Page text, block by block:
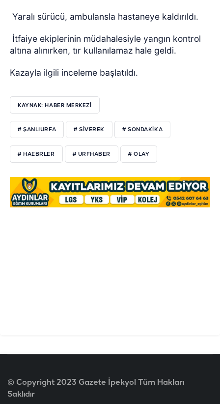
Yaralı sürücü, ambulansla hastaneye kaldırıldı.
İtfaiye ekiplerinin müdahalesiyle yangın kontrol
altına alınırken, tır kullanılamaz hale geldi.
Kazayla ilgili inceleme başlatıldı.
KAYNAK: HABER MERKEZI
# ŞANLIURFA # SIVEREK # SONDAKIKA
# HAEBRLER # URFHABER # OLAY
© Copyright 2023 Gazete İpekyol Tüm Hakları
Saklıdır